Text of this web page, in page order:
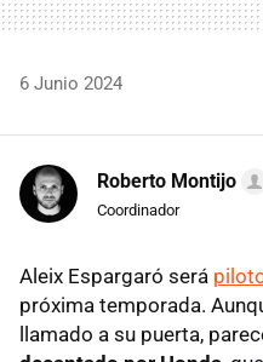
6 Junio 2024
Roberto Montijo
Coordinador
Aleix Espargaró será
próxima temporada.
llamado a su puerta,